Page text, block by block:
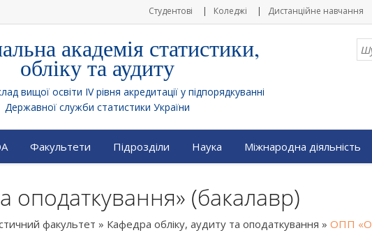
Студентові Коледжі Дистанційне навчання
академія статистики,
обліку та аудиту
вищої освіти IV рівня акредитації у підпорядкуванні
Державної служби статистики України
Факультети Підрозділи Наука Міжнародна діяльність
оподаткування» (бакалавр)
факультет » Кафедра обліку, аудиту та оподаткування » ОПП